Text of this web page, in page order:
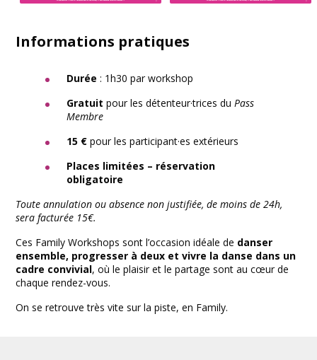
Informations pratiques
Durée : 1h30 par workshop
Gratuit pour les détenteur·trices du Pass
Membre
15 € pour les participant·es extérieurs
Places limitées – réservation
obligatoire
Toute annulation ou absence non justifiée, de moins de 24h,
sera facturée 15€.
Ces Family Workshops sont l’occasion idéale de danser
ensemble, progresser à deux et vivre la danse dans un
cadre convivial, où le plaisir et le partage sont au cœur de
chaque rendez-vous.
On se retrouve très vite sur la piste, en Family.